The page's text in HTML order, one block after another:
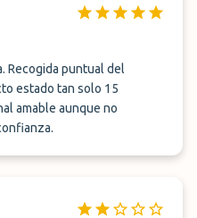
Recogida puntual del
estado tan solo 15
amable aunque no